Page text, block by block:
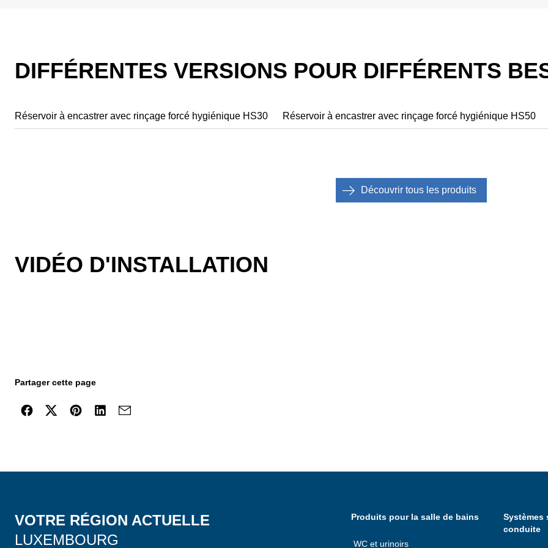
DIFFÉRENTES VERSIONS POUR DIFFÉRENTS
Réservoir à encastrer avec rinçage forcé hygiénique HS30 Réservoir à encastrer avec rinçage forcé hygiénique HS50
Découvrir tous les produits
VIDÉO D'INSTALLATION
Partager cette page
VOTRE RÉGION ACTUELLE
LUXEMBOURG
Produits pour la salle de bains
WC et urinoirs
Systèmes
conduite